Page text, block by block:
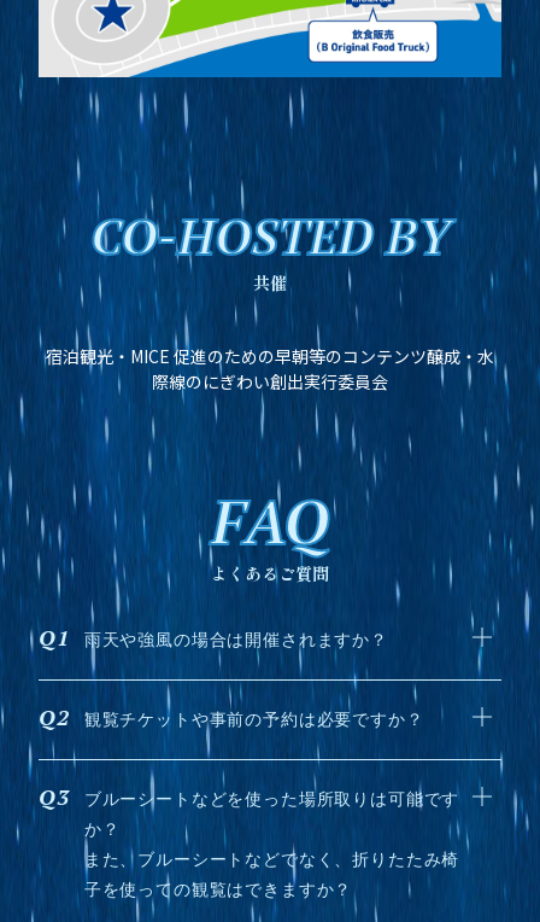
CO-HOSTED BY
共催
宿泊観光・MICE 促進のための早朝等のコンテンツ醸成・⽔
際線のにぎわい創出実行委員会
FAQ
よくあるご質問
雨天や強風の場合は開催されますか？
観覧チケットや事前の予約は必要ですか？
ブルーシートなどを使った場所取りは可能です
か？
また、ブルーシートなどでなく、折りたたみ椅
子を使っての観覧はできますか？